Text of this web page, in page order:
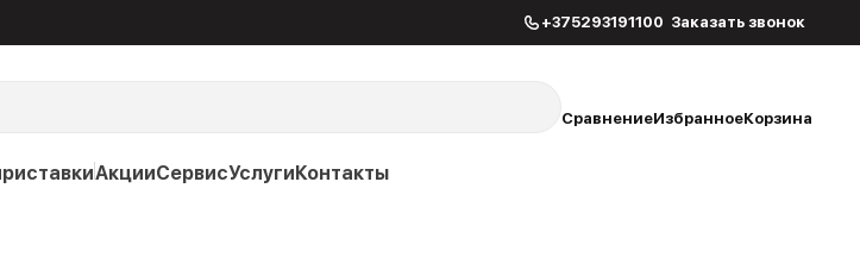
+375293191100 Заказать звонок
СравнениеИзбранноеКорзина
АкцииСервисУслугиКонтакты